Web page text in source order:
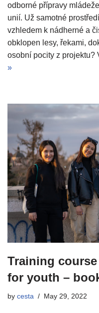
odborné přípravy
unií. Už samotné
vzhledem k nádherné a
obklopen lesy, řekami,
osobní pocity z projektu?
»
Training
for youth –
by cesta May 29, 2022